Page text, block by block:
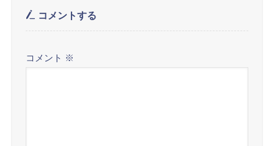
コメントする
コメント ※